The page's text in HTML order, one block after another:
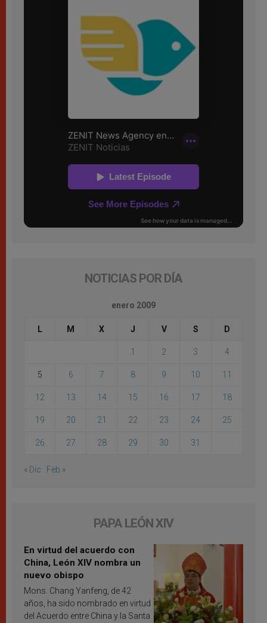
NOTICIAS POR DÍA
enero 2009
L M X J V S D
1 2 3 4
5 6 7 8 9 10 11
12 13 14 15 16 17 18
19 20 21 22 23 24 25
26 27 28 29 30 31
« Dic Feb »
PAPA LEÓN XIV
En virtud del acuerdo con
China, León XIV nombra un
nuevo obispo
Mons. Chang Yanfeng, de 42
años, ha sido nombrado en virtud
del Acuerdo entre China y la Santa